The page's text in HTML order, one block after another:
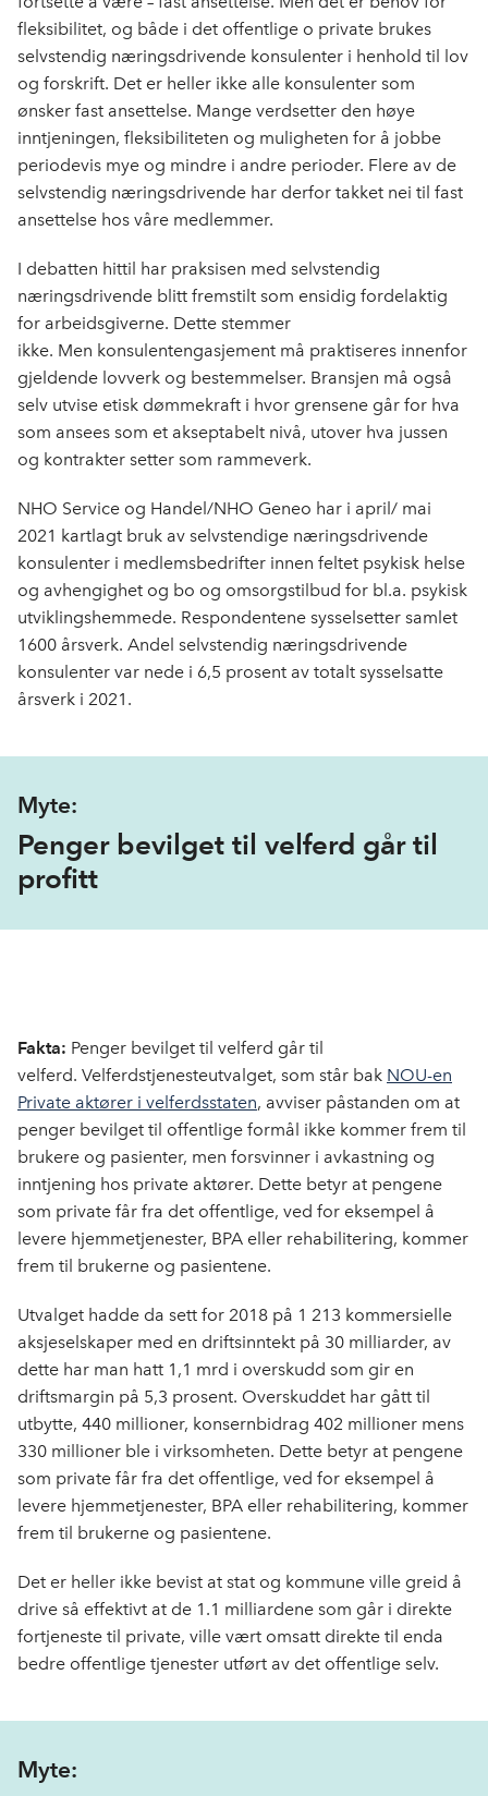
fleksibilitet, og både i det offentlige o private brukes
selvstendig næringsdrivende konsulenter i henhold til lov
og forskrift. Det er heller ikke alle konsulenter som
ønsker fast ansettelse. Mange verdsetter den høye
inntjeningen, fleksibiliteten og muligheten for å jobbe
periodevis mye og mindre i andre perioder. Flere av de
selvstendig næringsdrivende har derfor takket nei til fast
ansettelse hos våre medlemmer.
I debatten hittil har praksisen med selvstendig
næringsdrivende blitt fremstilt som ensidig fordelaktig
for arbeidsgiverne. Dette stemmer
ikke. Men konsulentengasjement må praktiseres innenfor
gjeldende lovverk og bestemmelser. Bransjen må også
selv utvise etisk dømmekraft i hvor grensene går for hva
som ansees som et akseptabelt nivå, utover hva jussen
og kontrakter setter som rammeverk.
NHO Service og Handel/NHO Geneo har i april/ mai
2021 kartlagt bruk av selvstendige næringsdrivende
konsulenter i medlemsbedrifter innen feltet psykisk helse
og avhengighet og bo og omsorgstilbud for bl.a. psykisk
utviklingshemmede. Respondentene sysselsetter samlet
1600 årsverk. Andel selvstendig næringsdrivende
konsulenter var nede i 6,5 prosent av totalt sysselsatte
årsverk i 2021.
Myte:
Penger bevilget til velferd går til
profitt
Fakta: Penger bevilget til velferd går til
velferd. Velferdstjenesteutvalget, som står bak NOU-en
Private aktører i velferdsstaten, avviser påstanden om at
penger bevilget til offentlige formål ikke kommer frem til
brukere og pasienter, men forsvinner i avkastning og
inntjening hos private aktører. Dette betyr at pengene
som private får fra det offentlige, ved for eksempel å
levere hjemmetjenester, BPA eller rehabilitering, kommer
frem til brukerne og pasientene.
Utvalget hadde da sett for 2018 på 1 213 kommersielle
aksjeselskaper med en driftsinntekt på 30 milliarder, av
dette har man hatt 1,1 mrd i overskudd som gir en
driftsmargin på 5,3 prosent. Overskuddet har gått til
utbytte, 440 millioner, konsernbidrag 402 millioner mens
330 millioner ble i virksomheten. Dette betyr at pengene
som private får fra det offentlige, ved for eksempel å
levere hjemmetjenester, BPA eller rehabilitering, kommer
frem til brukerne og pasientene.
Det er heller ikke bevist at stat og kommune ville greid å
drive så effektivt at de 1.1 milliardene som går i direkte
fortjeneste til private, ville vært omsatt direkte til enda
bedre offentlige tjenester utført av det offentlige selv.
Myte: